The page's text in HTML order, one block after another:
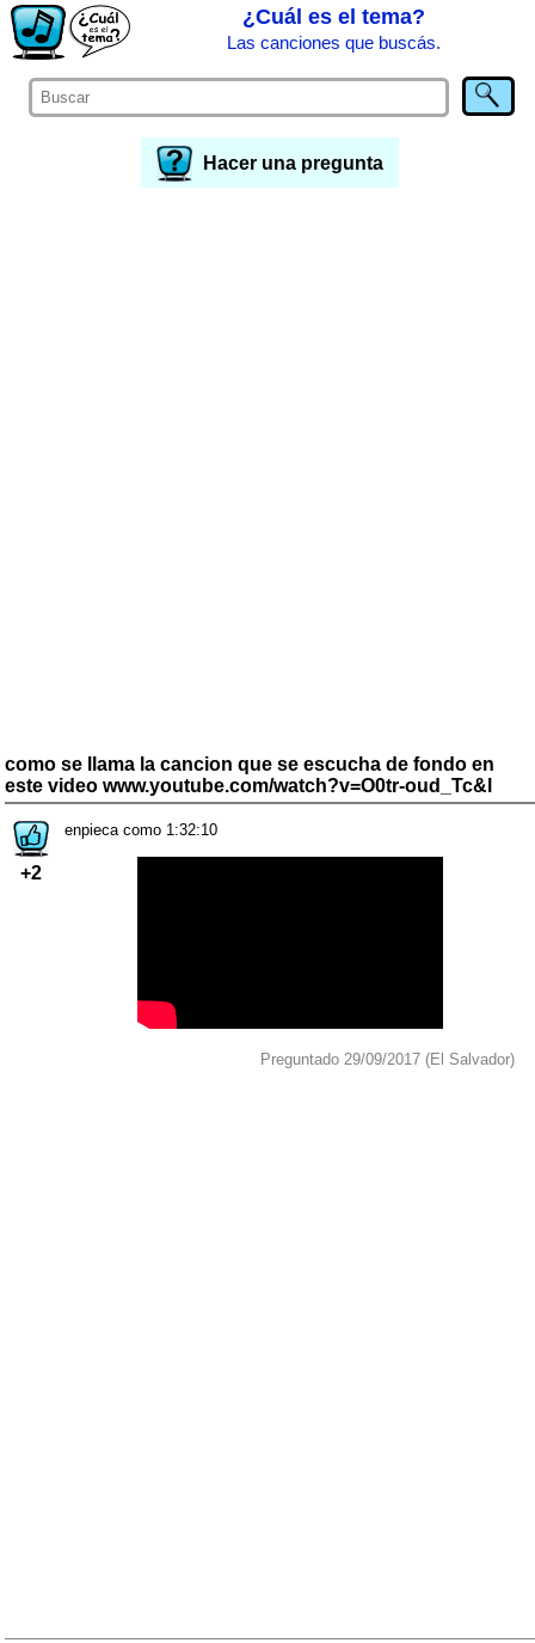
¿Cuál es el tema?
Las canciones que buscás.
Hacer una pregunta
como se llama la cancion que se escucha de fondo en
este video www.youtube.com/watch?v=O0tr-oud_Tc&l
+2
enpieca como 1:32:10
Preguntado 29/09/2017 (El Salvador)